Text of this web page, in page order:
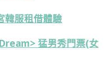
韓服租借體驗
猛男秀門票(女